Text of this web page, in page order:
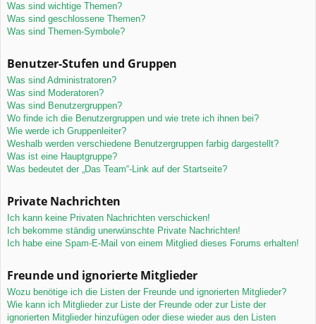
Was sind wichtige Themen?
Was sind geschlossene Themen?
Was sind Themen-Symbole?
Benutzer-Stufen und Gruppen
Was sind Administratoren?
Was sind Moderatoren?
Was sind Benutzergruppen?
Wo finde ich die Benutzergruppen und wie trete ich ihnen bei?
Wie werde ich Gruppenleiter?
Weshalb werden verschiedene Benutzergruppen farbig dargestellt?
Was ist eine Hauptgruppe?
Was bedeutet der „Das Team“-Link auf der Startseite?
Private Nachrichten
Ich kann keine Privaten Nachrichten verschicken!
Ich bekomme ständig unerwünschte Private Nachrichten!
Ich habe eine Spam-E-Mail von einem Mitglied dieses Forums erhalten!
Freunde und ignorierte Mitglieder
Wozu benötige ich die Listen der Freunde und ignorierten Mitglieder?
Wie kann ich Mitglieder zur Liste der Freunde oder zur Liste der
ignorierten Mitglieder hinzufügen oder diese wieder aus den Listen